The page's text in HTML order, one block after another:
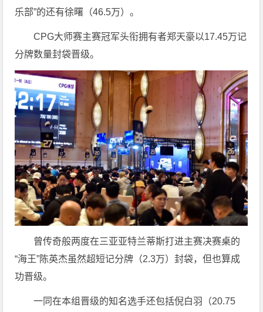
乐部”的还有徐曙（46.5万）。
CPG大师赛主赛冠军头衔拥有者郑天豪以17.45万记
分牌数量封袋晋级。
曾传奇般两度在三亚亚特兰蒂斯打进主赛决赛桌的
“海王”陈英杰虽然超短记分牌（2.3万）封袋，但也算成
功晋级。
一同在本组晋级的知名选手还包括倪白羽（20.75